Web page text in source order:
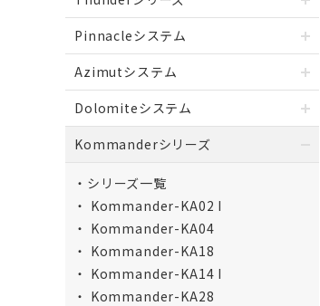
Pinnacleシステム
Azimutシステム
Dolomiteシステム
Kommanderシリーズ
シリーズ一覧
Kommander-KA02 I
Kommander-KA04
Kommander-KA18
Kommander-KA14 I
Kommander-KA28